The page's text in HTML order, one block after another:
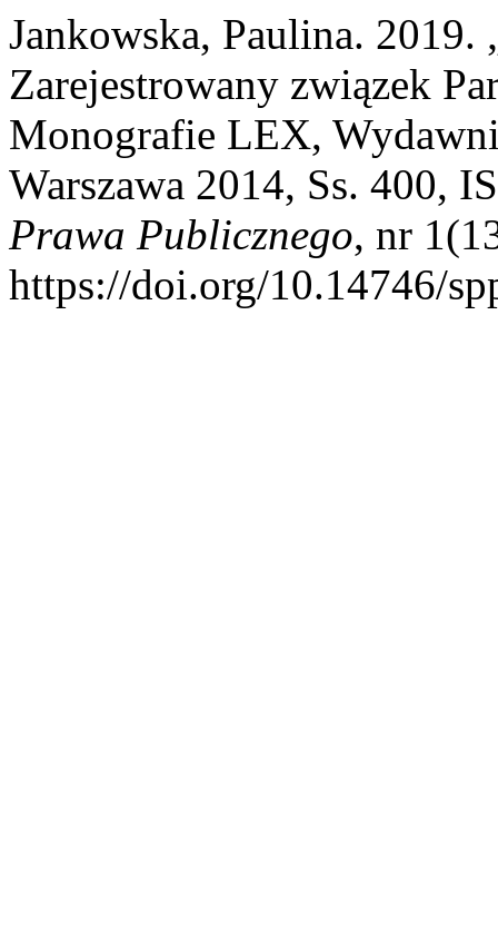
Jankowska, Paulina. 2019.
Zarejestrowany związek
Monografie LEX,
Warszawa 2014, Ss. 400,
Prawa Publicznego, nr
https://doi.org/10.14746/